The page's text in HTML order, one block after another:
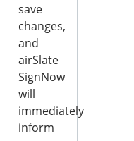
save
changes,
and
airSlate
SignNow
will
immediately
inform